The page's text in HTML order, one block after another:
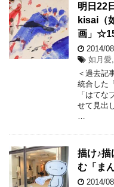
明日22
kisai（
画」
2014/
如月愛
＜過去記
統合した
「はて
せて見出
描け♪
む「ま
2014/